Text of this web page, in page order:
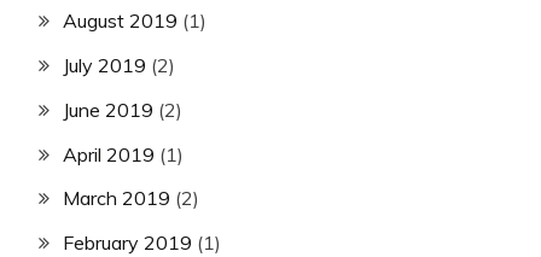
August 2019 (1)
July 2019 (2)
June 2019 (2)
April 2019 (1)
March 2019 (2)
February 2019 (1)